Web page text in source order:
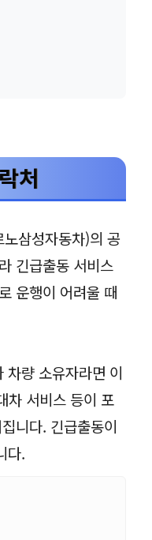
습니다. 예약 시간
면 사전에 연락하
처
삼성자동차)의 공
긴급출동 서비스
운행이 어려울 때
량 소유자라면 이
서비스 등이 포